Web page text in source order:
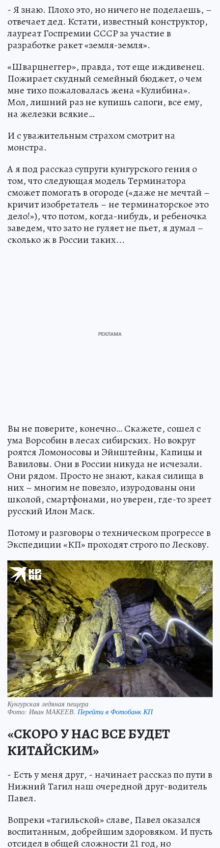
- Я знаю. Плохо это, но ничего не поделаешь, –
отвечает дед. Кстати, известный конструктор,
лауреат Госпремии СССР за участие в
разработке ракет «земля-земля».
«Шварцнеггер», правда, тот еще иждивенец.
Пожирает скудный семейный бюджет, о чем
мне тихо пожаловалась жена «Кулибина».
Мол, лишний раз не купишь сапоги, все ему,
на железки всякие…
И с уважительным страхом смотрит на
монстра.
А я под рассказ супруги кунгурского гения о
том, что следующая модель Терминатора
сможет помогать в огороде («даже не мечтай –
кричит изобретатель – не терминаторское это
дело!»), что потом, когда-нибудь, и ребеночка
заведем, что зато не гуляет не пьет, я думал –
сколько ж в России таких...
Вы не поверите, конечно… Скажете, сошел с
ума Ворсобин в лесах сибирских. Но вокруг
роятся Ломоносовы и Эйнштейны, Капицы и
Вавиловы. Они в России никуда не исчезали.
Они рядом. Просто не знают, какая силища в
них – многим не повезло, изуродованы они
школой, смартфонами, но уверен, где-то зреет
русский Илон Маск.
Потому и разговоры о техническом прогрессе в
Экспедиции «КП» проходят строго по Лескову.
Кунгурская ледяная пещера
Фото: Иван МАКЕЕВ. Перейти в Фотобанк КП
«СКОРО У НАС ВСЕ БУДЕТ
КИТАЙСКИМ»
- Есть у меня друг, - начинает рассказ по пути в
Нижний Тагил наш очередной друг-водитель
Павел.
Вопреки «тагильской» славе, Павел оказался
воспитанным, добрейшим здоровяком. И пусть
отсидел в общей сложности 21 год, но